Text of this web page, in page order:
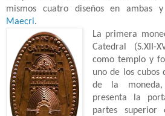
mismos cuatro diseños en ambas
Maecri.
La primera
Catedral (S.XII-
como templo y
uno de los
de la
presenta la
partes